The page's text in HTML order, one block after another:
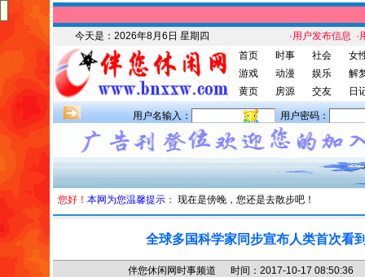
今天是： 2026年8月6日 星期四 ·用户发布信息 ·
首页
时事 社会
女
游戏
动漫 娱乐
解
黄页
房源 交友 日
用户名输入： 用户密码：
您好！ 本网为您温馨提示： 现在是傍晚，您还是去散步吧！
全球多国科学家同步宣布人类首次看
伴您休闲网时事频道 时间：2017-10-17